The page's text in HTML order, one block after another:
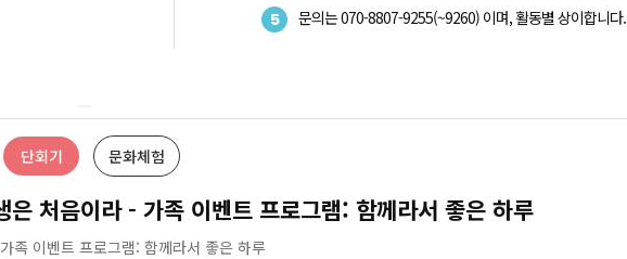
5 문의는 070-8807-9255(~9260) 이며, 활동별 상이합니다.
단회기 문화체험
은 처음이라 - 가족 이벤트 프로그램: 함께라서 좋은 하루
가족 이벤트 프로그램: 함께라서 좋은 하루